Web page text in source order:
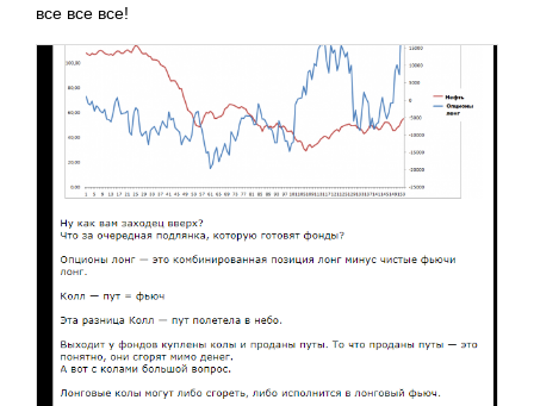
все все все!